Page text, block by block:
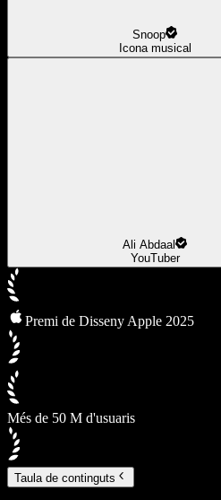
Snoop
Icona musical
Ali Abdaal
YouTuber
Premi de Disseny Apple 2025
Més de 50 M d'usuaris
Taula de continguts